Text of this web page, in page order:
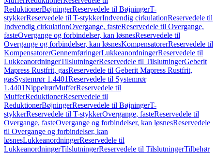
ReduktionerBøjningerReservedele til BøjningerT-
stykkerReservedele til T-stykkerIndvendig cirkulationReservedele til
Indvendig cirkulationOvergange, fasteReservedele til Overgange,
fasteOvergange og forbindelser, kan løsnesReservedele til
Overgange og forbindelser, kan løsnesKompensatorerReservedele til
KompensatorerGennemføringerLukkeanordningerReservedele til
LukkeanordningerTilslutningerReservedele til TilslutningerGeberit
Mapress Rustfrit, gasReservedele til Geberit Mapress Rustfrit,
gasSystemrør 1.4401Reservedele til Systemrør
1.4401NippelrørMufferReservedele til
MufferReduktionerReservedele til
ReduktionerBøjningerReservedele til BøjningerT-
stykkerReservedele til T-stykkerOvergange, fasteReservedele til
Overgange, fasteOvergange og forbindelser, kan løsnesReservedele
til Overgange og forbindelser, kan
løsnesLukkeanordningerReservedele til
LukkeanordningerTilslutningerReservedele til TilslutningerTilbehør